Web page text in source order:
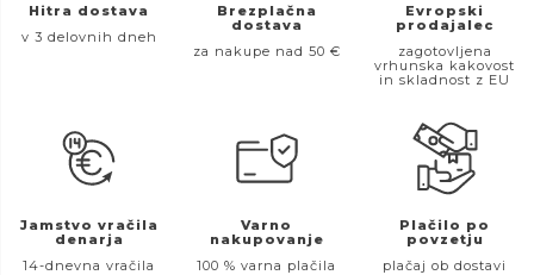
Hitra dostava
v 3 delovnih dneh
Brezplačna
dostava
za nakupe nad 50 €
Evropski
prodajalec
zagotovljena
vrhunska kakovost
in skladnost z EU
Jamstvo vračila
denarja
14-dnevna vračila
Varno
nakupovanje
100 % varna plačila
Plačilo po
povzetju
plačaj ob dostavi